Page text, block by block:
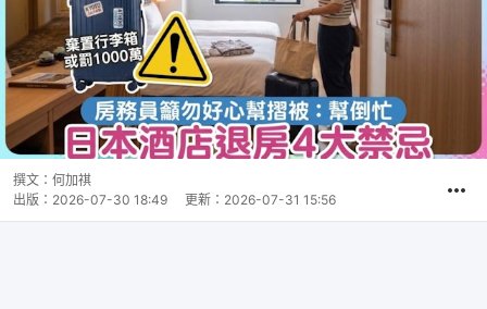
撰文： 何加祺
出版： 2026-07-30 18:49 更新： 2026-07-31 15:56